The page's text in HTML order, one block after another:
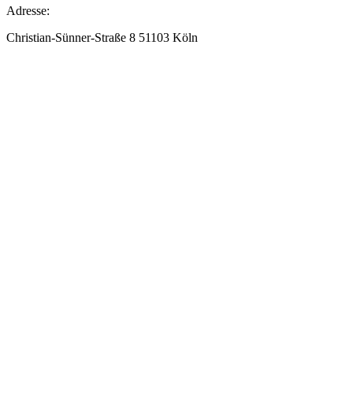
Adresse:
Christian-Sünner-Straße 8 51103 Köln